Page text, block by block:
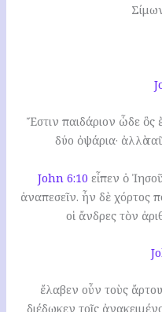
Ἔστιν παιδάριον ὧδε ὃς
δύο ὀψάρια· ἀλλὰ
John 6:10 εἶπεν ὁ
ἀναπεσεῖν. ἦν δὲ χόρτος
οἱ ἄνδρες τὸν
ἔλαβεν οὖν τοὺς
διέδωκεν τοῖς